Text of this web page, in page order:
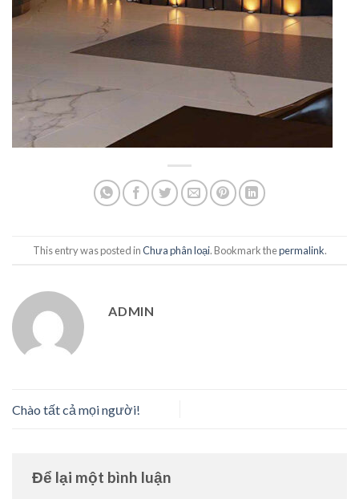
This entry was posted inChưa phân loại. Bookmark thepermalink.
ADMIN
Chào tất cả mọi người!
Để lại một bình luận